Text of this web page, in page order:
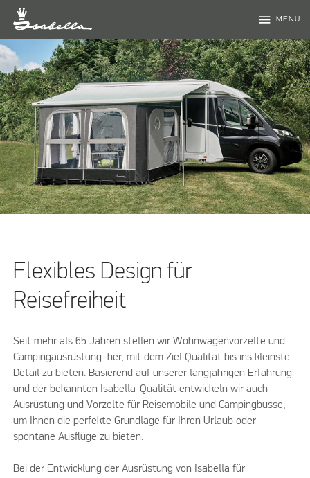
menu MENÜ
Flexibles Design für
Reisefreiheit
Seit mehr als 65 Jahren stellen wir Wohnwagenvorzelte und
Campingausrüstung her, mit dem Ziel Qualität bis ins kleinste
Detail zu bieten. Basierend auf unserer langjährigen Erfahrung
und der bekannten Isabella-Qualität entwickeln wir auch
Ausrüstung und Vorzelte für Reisemobile und Campingbusse,
um Ihnen die perfekte Grundlage für Ihren Urlaub oder
spontane Ausflüge zu bieten.
Bei der Entwicklung der Ausrüstung von Isabella für